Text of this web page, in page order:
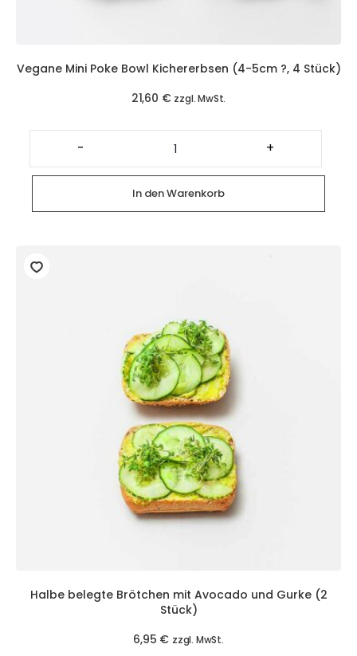
Vegane Mini Poke Bowl Kichererbsen (4-5cm ?, 4 Stück)
21,60 € zzgl. MwSt.
-
Vegane
Mini
Poke
Bowl
Kichererbsen
(4-
5cm
?,
+
In den Warenkorb
Halbe belegte Brötchen mit Avocado und Gurke (2
Stück)
6,95 € zzgl. MwSt.